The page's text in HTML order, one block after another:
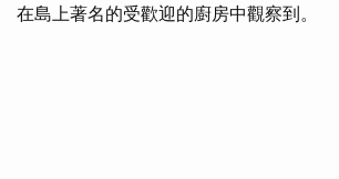
在島上著名的受歡迎的廚房中觀察到。